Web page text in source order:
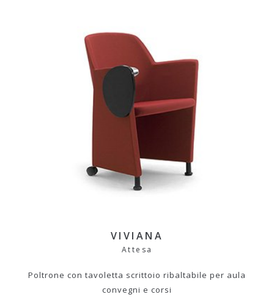
VIVIANA
Attesa
Poltrone con tavoletta scrittoio ribaltabile per aula
convegni e corsi